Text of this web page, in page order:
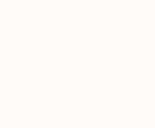
wunderschönen
Zugangs über eine
Gehbehinderung